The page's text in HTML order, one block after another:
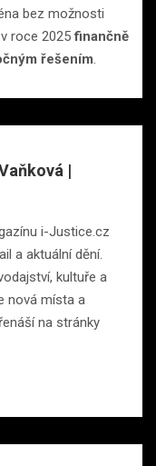
bez možnosti
roce 2025finančně
řešením.
|
i-Justice.cz
a aktuální dění.
kultuře a
nová místa a
na stránky